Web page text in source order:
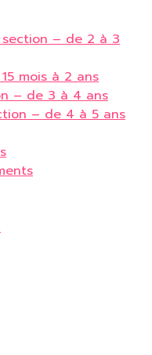
– de 2 à 3
mois à 2 ans
– de 3 à 4 ans
– de 4 à 5 ans